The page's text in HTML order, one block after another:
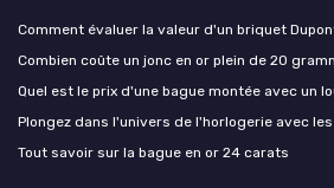
Comment évaluer la valeur d'un briquet
Combien coûte un jonc en or plein de 20
Quel est le prix d'une bague montée avec un
Plongez dans l'univers de l'horlogerie avec
Tout savoir sur la bague en or 24 carats